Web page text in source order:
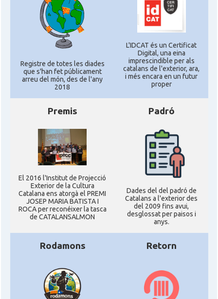
Registre de totes les diades
que s'han fet públicament
arreu del món, des de l'any
2018
L'IDCAT és un Certificat
Digital, una eina
imprescindible per als
catalans de l'exterior, ara,
i més encara en un futur
proper
Premis
El 2016 l'Institut de Projecció
Exterior de la Cultura
Catalana ens atorgà el PREMI
JOSEP MARIA BATISTA I
ROCA per reconéixer la tasca
de CATALANSALMON
Padró
Dades del del padró de
Catalans a l'exterior des
del 2009 fins avui,
desglossat per paisos i
anys.
Rodamons Retorn